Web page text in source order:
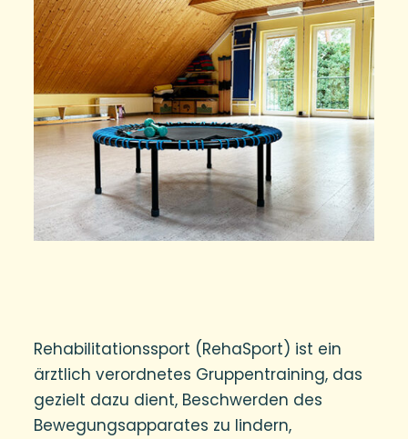
Rehabilitationssport (RehaSport) ist ein
ärztlich verordnetes Gruppentraining, das
gezielt dazu dient, Beschwerden des
Bewegungsapparates zu lindern,